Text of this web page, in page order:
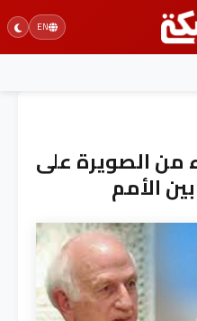
EN
من الصويرة على
الأمم